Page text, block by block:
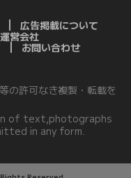
広告掲載について
運営会社
お問い合わせ
の許可なき複製・転載を
of text,photographs
in any form.